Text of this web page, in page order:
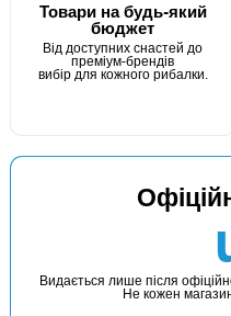
Готове оснащення
Товари на будь-який
бюджет
Від доступних снастей до
преміум-брендів
вибір для кожного рибалки.
Видається лише після
Не кожен